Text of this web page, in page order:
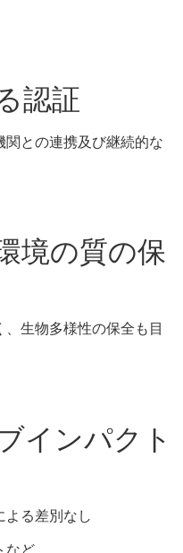
認証​
との連携及び継続的な
境の質の保
生物多様性の保全も目
インパクト​
よる差別なし​
など